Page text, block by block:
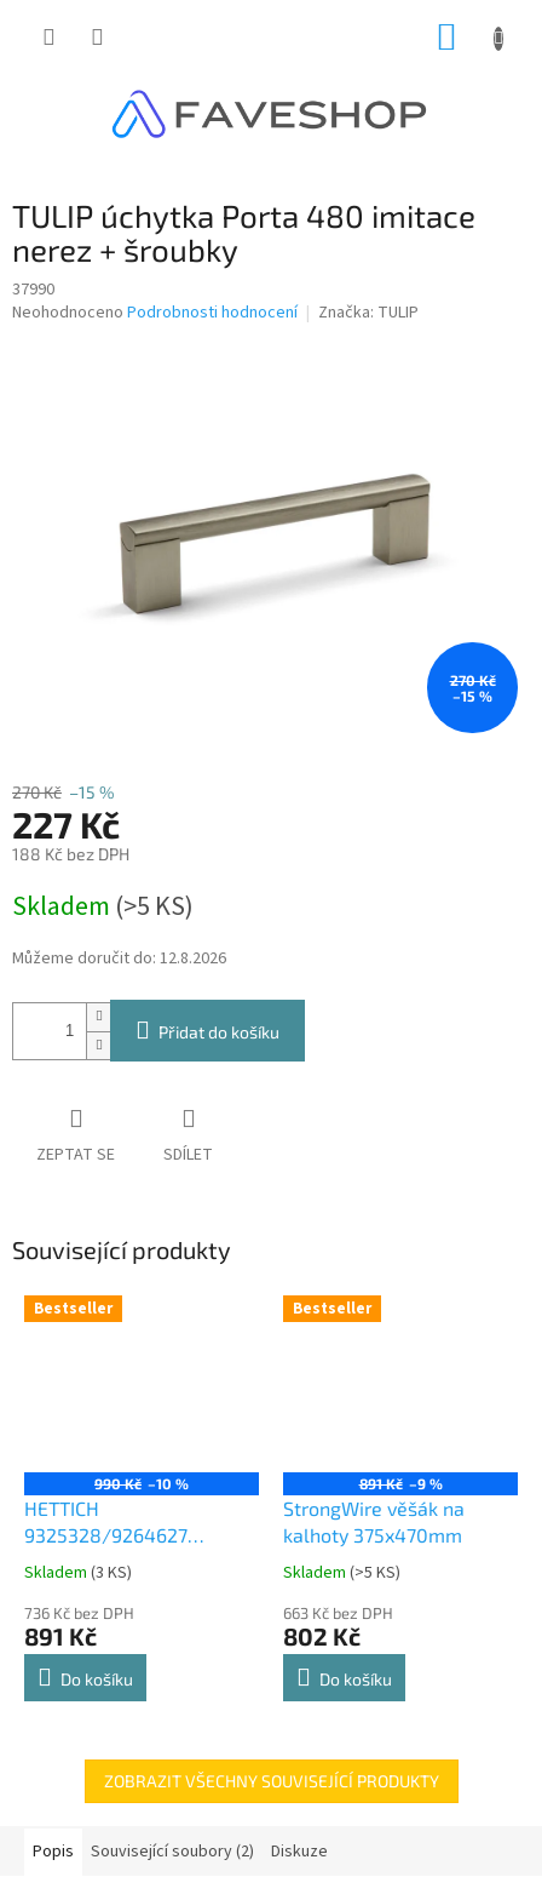
TULIP úchytka Porta 480 imitace
nerez + šroubky
37990
Průměrné
Neohodnoceno Podrobnosti hodnocení Značka: TULIP
270 Kč
–15 %
270 Kč –15 %
227 Kč
188 Kč bez DPH
cena:
Skladem (>5 KS)
Můžeme doručit do: 12.8.2026
Přidat do košíku
ZEPTAT SE SDÍLET
Související produkty
Bestseller
990 Kč –10 %
HETTICH
9325328/9264627
Comfort Spin 360° otočná
police 8kg
Průměrné
produktu
je
4,8
Skladem (3 KS)
736 Kč bez DPH
891 Kč
Do košíku
Bestseller
891 Kč –9 %
StrongWire věšák na
kalhoty 375x470mm
Průměrné
produktu
je
4,8
Skladem (>5 KS)
663 Kč bez DPH
802 Kč
Do košíku
ZOBRAZIT VŠECHNY SOUVISEJÍCÍ PRODUKTY
Popis Související soubory (2) Diskuze